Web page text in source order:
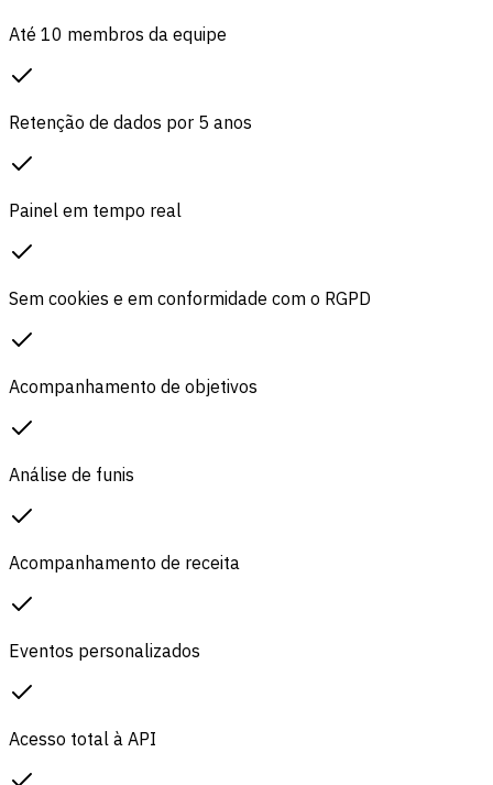
Até 10 membros da equipe
Retenção de dados por 5 anos
Painel em tempo real
Sem cookies e em conformidade com o RGPD
Acompanhamento de objetivos
Análise de funis
Acompanhamento de receita
Eventos personalizados
Acesso total à API